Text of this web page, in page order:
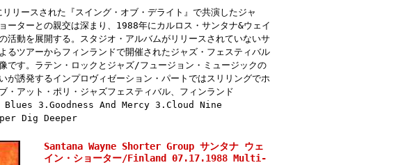
リースされた『スイング・オブ・デライト』で共演したジャ
ーターとの親交は深まり、1988年にカルロス・サンタナ&ウェイ
活動を展開する。スタジオ・アルバムがリリースされていないサ
るツアーからフィンランドで開催されたジャズ・フェスティバル
です。ラテン・ロックとジャズ/フュージョン・ミュージックの
が誘発するインプロヴィゼーション・パートではスリリングでホ
・アット・ポリ・ジャズフェスティバル、フィンランド
3.Goodness And Mercy 3.Cloud Nine
Dig Deeper
Santana Wayne Shorter Group サンタナ ウェ
イン・ショーター/Finland 07.17.1988 Multi-